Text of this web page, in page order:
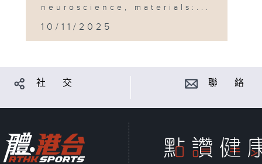
neuroscience, materials:...
10/11/2025
社 交 聯 絡